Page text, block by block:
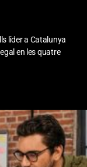
líder a Catalunya
en les quatre